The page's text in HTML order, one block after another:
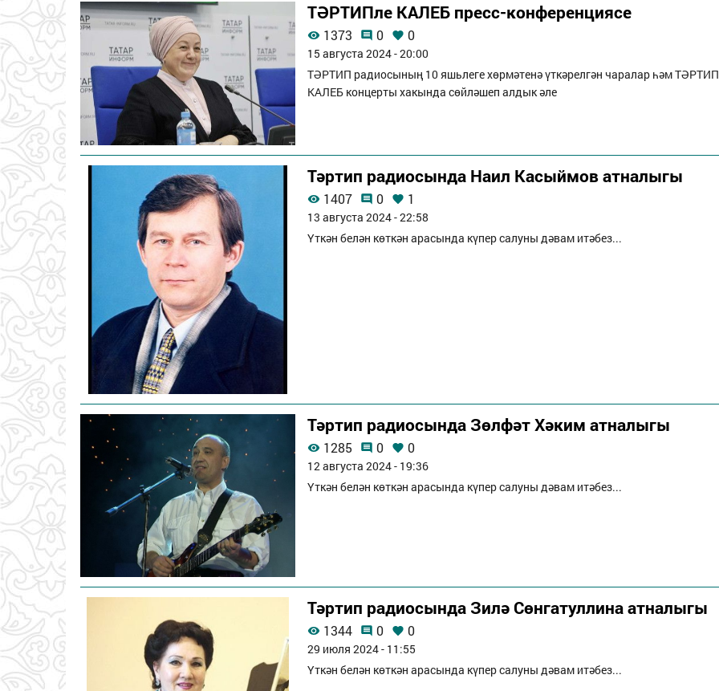
ТӘРТИПле КАЛЕБ пресс-конференциясе
1373 0 0
15 августа 2024 - 20:00
ТӘРТИП радиосының 10 яшьлеге хөрмәтенә үткәрелгән чаралар һәм
КАЛЕБ концерты хакында сөйләшеп алдык әле
Тәртип радиосында Наил Касыймов атналыгы
1407 0 1
13 августа 2024 - 22:58
Үткән белән көткән арасында күпер салуны дәвам итәбез...
Тәртип радиосында Зөлфәт Хәким атналыгы
1285 0 0
12 августа 2024 - 19:36
Үткән белән көткән арасында күпер салуны дәвам итәбез...
Тәртип радиосында Зилә Сөнгатуллина атналыгы
1344 0 0
29 июля 2024 - 11:55
Үткән белән көткән арасында күпер салуны дәвам итәбез...